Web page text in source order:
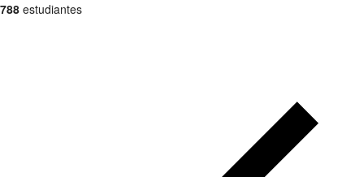
788 estudiantes